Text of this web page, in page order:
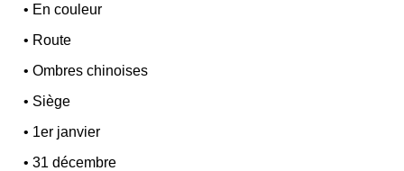
• En couleur
• Route
•Ombres chinoises
• Siège
• 1er janvier
•31 décembre